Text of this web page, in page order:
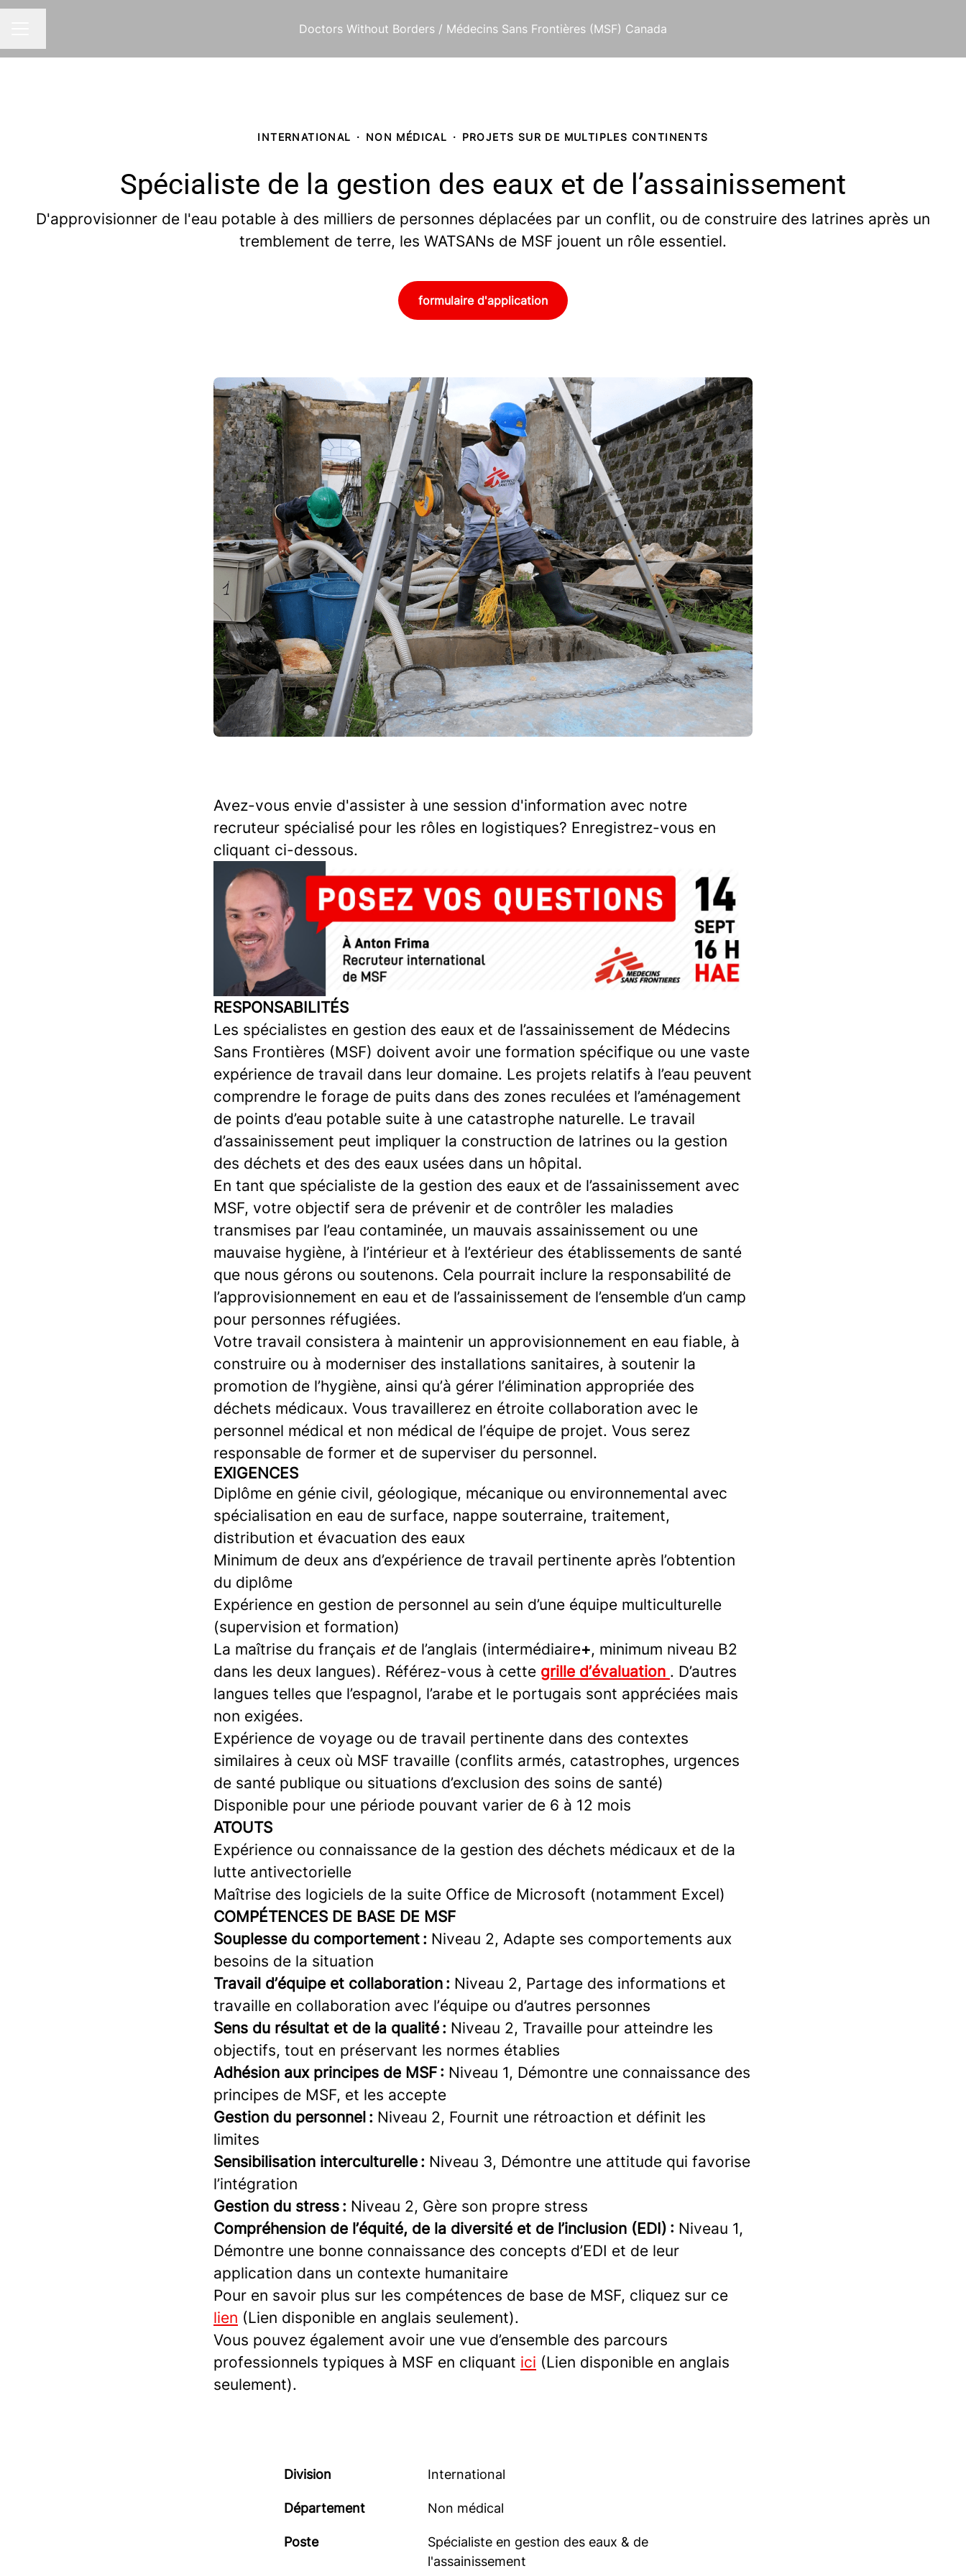
Doctors Without Borders / Médecins Sans Frontières (MSF) Canada
INTERNATIONAL · NON MÉDICAL · PROJETS SUR DE MULTIPLES CONTINENTS
Spécialiste de la gestion des eaux et de l’assainissement
D'approvisionner de l'eau potable à des milliers de personnes déplacées par un conflit, ou de construire des latrines après un
tremblement de terre, les WATSANs de MSF jouent un rôle essentiel.
formulaire d'application
Avez-vous envie d'assister à une session d'information avec notre
recruteur spécialisé pour les rôles en logistiques? Enregistrez-vous en
cliquant ci-dessous.
RESPONSABILITÉS
Les spécialistes en gestion des eaux et de l’assainissement de Médecins
Sans Frontières (MSF) doivent avoir une formation spécifique ou une vaste
expérience de travail dans leur domaine. Les projets relatifs à l’eau peuvent
comprendre le forage de puits dans des zones reculées et l’aménagement
de points d’eau potable suite à une catastrophe naturelle. Le travail
d’assainissement peut impliquer la construction de latrines ou la gestion
des déchets et des des eaux usées dans un hôpital.
En tant que spécialiste de la gestion des eaux et de l’assainissement avec
MSF, votre objectif sera de prévenir et de contrôler les maladies
transmises par l’eau contaminée, un mauvais assainissement ou une
mauvaise hygiène, à l’intérieur et à l’extérieur des établissements de santé
que nous gérons ou soutenons. Cela pourrait inclure la responsabilité de
l’approvisionnement en eau et de l’assainissement de l’ensemble d’un camp
pour personnes réfugiées.
Votre travail consistera à maintenir un approvisionnement en eau fiable, à
construire ou à moderniser des installations sanitaires, à soutenir la
promotion de l’hygiène, ainsi qu’à gérer l’élimination appropriée des
déchets médicaux. Vous travaillerez en étroite collaboration avec le
personnel médical et non médical de l’équipe de projet. Vous serez
responsable de former et de superviser du personnel.
EXIGENCES
Diplôme en génie civil, géologique, mécanique ou environnemental avec
spécialisation en eau de surface, nappe souterraine, traitement,
distribution et évacuation des eaux
Minimum de deux ans d’expérience de travail pertinente après l’obtention
du diplôme
Expérience en gestion de personnel au sein d’une équipe multiculturelle
(supervision et formation)
La maîtrise du français et de l’anglais (intermédiaire+, minimum niveau B2
dans les deux langues). Référez-vous à cette grille d’évaluation . D’autres
langues telles que l’espagnol, l’arabe et le portugais sont appréciées mais
non exigées.
Expérience de voyage ou de travail pertinente dans des contextes
similaires à ceux où MSF travaille (conflits armés, catastrophes, urgences
de santé publique ou situations d’exclusion des soins de santé)
Disponible pour une période pouvant varier de 6 à 12 mois
ATOUTS
Expérience ou connaissance de la gestion des déchets médicaux et de la
lutte antivectorielle
Maîtrise des logiciels de la suite Office de Microsoft (notamment Excel)
COMPÉTENCES DE BASE DE MSF
Souplesse du comportement : Niveau 2, Adapte ses comportements aux
besoins de la situation
Travail d’équipe et collaboration : Niveau 2, Partage des informations et
travaille en collaboration avec l’équipe ou d’autres personnes
Sens du résultat et de la qualité : Niveau 2, Travaille pour atteindre les
objectifs, tout en préservant les normes établies
Adhésion aux principes de MSF : Niveau 1, Démontre une connaissance des
principes de MSF, et les accepte
Gestion du personnel : Niveau 2, Fournit une rétroaction et définit les
limites
Sensibilisation interculturelle : Niveau 3, Démontre une attitude qui favorise
l’intégration
Gestion du stress : Niveau 2, Gère son propre stress
Compréhension de l’équité, de la diversité et de l’inclusion (EDI) : Niveau 1,
Démontre une bonne connaissance des concepts d’EDI et de leur
application dans un contexte humanitaire
Pour en savoir plus sur les compétences de base de MSF, cliquez sur ce
lien (Lien disponible en anglais seulement).
Vous pouvez également avoir une vue d’ensemble des parcours
professionnels typiques à MSF en cliquant ici (Lien disponible en anglais
seulement).
Division International
Département Non médical
Poste
Spécialiste en gestion des eaux & de
l'assainissement